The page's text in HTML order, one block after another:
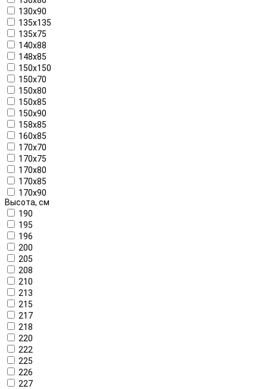
130x90
135x135
135x75
140x88
148x85
150x150
150x70
150x80
150x85
150x90
158x85
160х85
170x70
170x75
170x80
170x85
170x90
Высота, см
190
195
196
200
205
208
210
213
215
217
218
220
222
225
226
227